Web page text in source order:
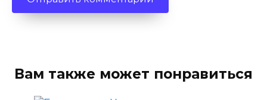
Вам также может понравиться